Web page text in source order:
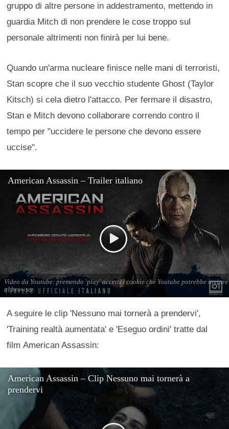
gruppo di altre persone in addestramento, mettendo in
guardia Mitch di non prendere le cose troppo sul
personale altrimenti non finirà per lui bene.
Quando un'arma nucleare finisce nelle mani di terroristi,
Stan scopre che il suo vecchio studente Ghost (Taylor
Kitsch) si cela dietro l'attacco. Per fermare il disastro,
Stan e Mitch devono collaborare correndo contro il
tempo per "uccidere le persone che devono essere
uccise".
A seguire le clip 'Nessuno mai tornerà a prendervi',
'Training realtà aumentata' e 'Eseguo ordini' tratte dal
film American Assassin: